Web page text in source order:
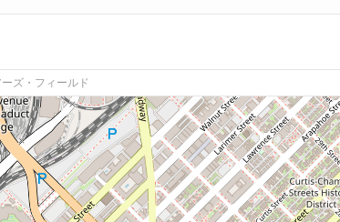
ーズ・フィールド